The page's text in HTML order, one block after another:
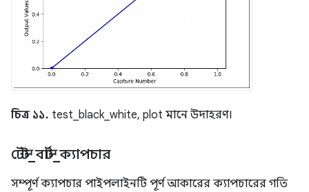
চিত্র ১১. test_black_white, plot মানে উদাহরণ।
টেস্ট_বার্স্ট_ক্যাপচার
সম্পূর্ণ ক্যাপচার পাইপলাইনটি পূর্ণ আকারের ক্যাপচারের গতি